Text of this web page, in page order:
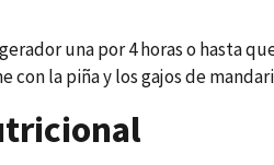
una por 4 horas o hasta
con la piña y los gajos de